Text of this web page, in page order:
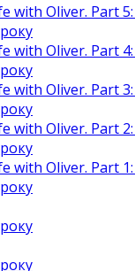
with Oliver. Part
with Oliver. Part
with Oliver. Part
with Oliver. Part
with Oliver. Part